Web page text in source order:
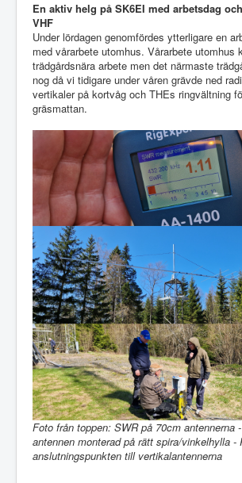
En aktiv helg på SK6EI med arbetsdag
VHF
Under lördagen genomfördes ytterligare en
med vårarbete utomhus. Vårarbete utomhus
trädgårdsnära arbete men det närmaste
nog då vi tidigare under våren grävde ned
vertikaler på kortvåg och THEs ringvältning
gräsmattan.
Foto från toppen: SWR på 70cm antennerna
antennen monterad på rätt spira/vinkelhylla -
anslutningspunkten till vertikalantennerna